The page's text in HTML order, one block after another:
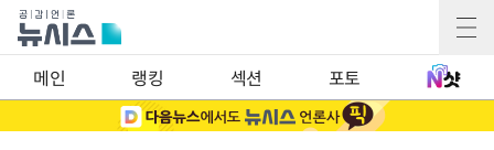
메인 랭킹 섹션 포토